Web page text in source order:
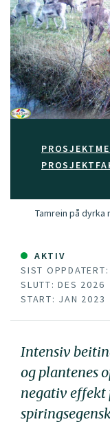
Tamrein på
AKTIV
SIST
SLUTT: DES 2026
START: JAN 2023
Intensiv
og plantenes
negativ effekt